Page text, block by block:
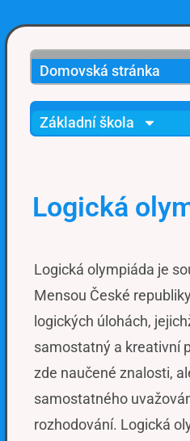
Domovská stránka
Základní škola
Logická
Logická olympiáda je
Mensou České
logických úlohách,
samostatný a kreativní
zde naučené znalosti,
samostatného
rozhodování. Logická